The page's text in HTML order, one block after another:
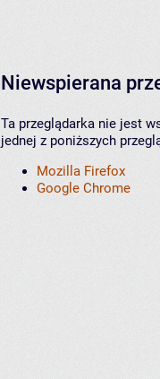
Niewspierana
Ta przeglądarka nie jest
jednej z poniższych
Mozilla Firefox
Google Chrome